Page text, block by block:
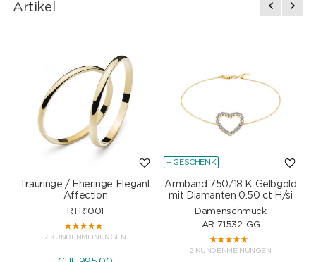
Artikel
Trauringe / Eheringe Elegant
Affection
RTR1001
7 KUNDENMEINUNGEN
+ GESCHENK
Armband 750/18 K Gelbgold
mit Diamanten 0.50 ct H/si
Damenschmuck
AR-71532-GG
2 KUNDENMEINUNGEN